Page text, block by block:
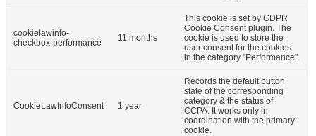
cookielawinfo-
checkbox-performance
11 months
This cookie is set by GDPR
Cookie Consent plugin. The
cookie is used to store the
user consent for the cookies
in the category "Performance".
CookieLawInfoConsent 1 year
Records the default button
state of the corresponding
category & the status of
CCPA. It works only in
coordination with the primary
cookie.